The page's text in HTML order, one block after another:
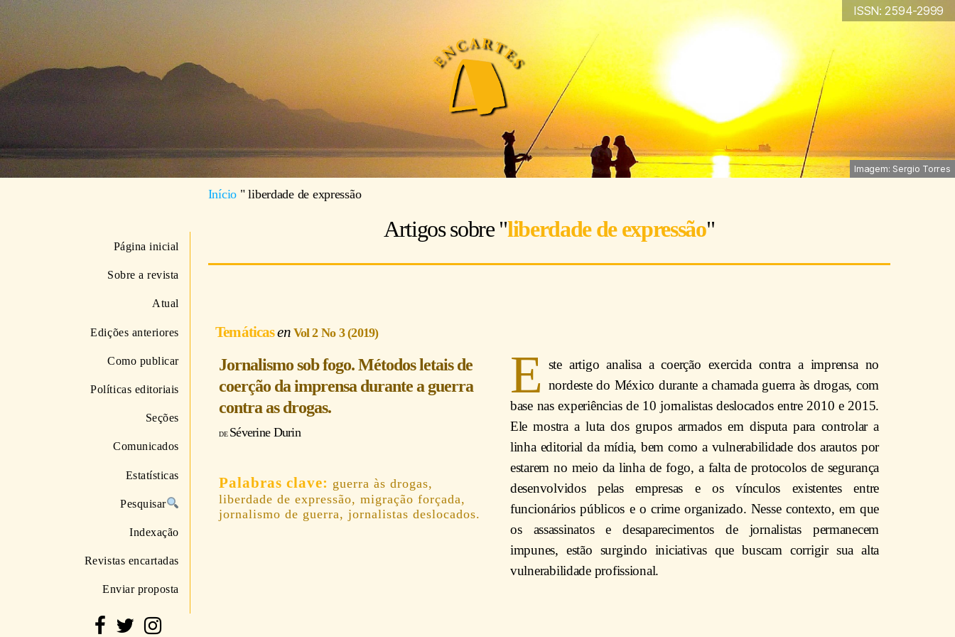
ISSN: 2594-2999
Imagem: Sergio Torres
Página inicial
Sobre a revista
Atual
Edições anteriores
Como publicar
Políticas editoriais
Seções
Comunicados
Estatísticas
Pesquisar
Indexação
Revistas encartadas
Enviar proposta
Início "liberdade de expressão
Artigos sobre "liberdade de expressão"
Temáticas Vol 2 No 3 (2019)
Jornalismo sob fogo. Métodos letais de
coerção da imprensa durante a guerra
contra as drogas.
Séverine Durin
guerra às drogas,
liberdade de expressão, migração forçada,
jornalismo de guerra, jornalistas deslocados.
E ste artigo analisa a coerção exercida contra a imprensa no
nordeste do México durante a chamada guerra às drogas, com
base nas experiências de 10 jornalistas deslocados entre 2010 e 2015.
Ele mostra a luta dos grupos armados em disputa para controlar a
linha editorial da mídia, bem como a vulnerabilidade dos arautos por
estarem no meio da linha de fogo, a falta de protocolos de segurança
desenvolvidos pelas empresas e os vínculos existentes entre
funcionários públicos e o crime organizado. Nesse contexto, em que
os assassinatos e desaparecimentos de jornalistas permanecem
impunes, estão surgindo iniciativas que buscam corrigir sua alta
vulnerabilidade profissional.